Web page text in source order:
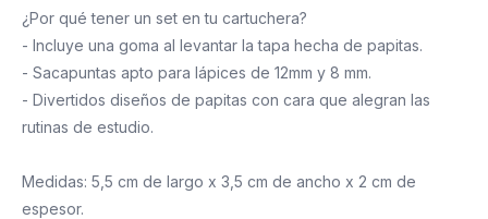
¿Por qué tener un set en tu cartuchera?
- Incluye una goma al levantar la tapa hecha de papitas.
- Sacapuntas apto para lápices de 12mm y 8 mm.
- Divertidos diseños de papitas con cara que alegran las
rutinas de estudio.
Medidas: 5,5 cm de largo x 3,5 cm de ancho x 2 cm de
espesor.